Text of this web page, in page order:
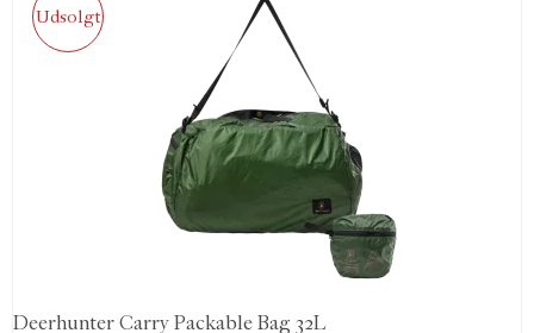
Udsolgt
Deerhunter Carry Packable Bag 32L